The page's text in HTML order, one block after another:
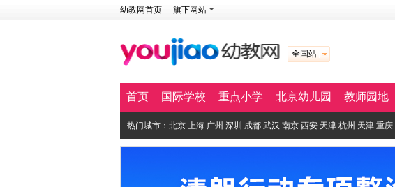
幼教网首页 旗下网站
全国站
首页 国际学校 重点小学 北京幼儿园 教师园地
热门城市： 北京 上海 广州 深圳 成都 武汉 南京 西安 天津 杭州 天津 重庆